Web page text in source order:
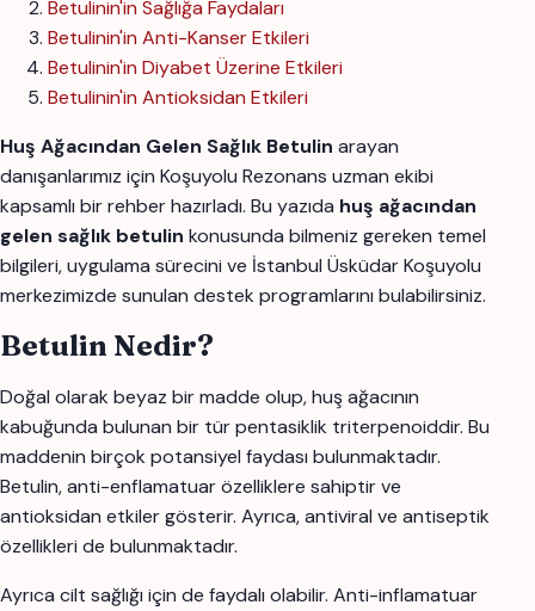
Betulinin'in Sağlığa Faydaları
Betulinin'in Anti-Kanser Etkileri
Betulinin'in Diyabet Üzerine Etkileri
Betulinin'in Antioksidan Etkileri
Huş Ağacından Gelen Sağlık Betulin arayan
danışanlarımız için Koşuyolu Rezonans uzman ekibi
kapsamlı bir rehber hazırladı. Bu yazıda huş ağacından
gelen sağlık betulin konusunda bilmeniz gereken temel
bilgileri, uygulama sürecini ve İstanbul Üsküdar Koşuyolu
merkezimizde sunulan destek programlarını bulabilirsiniz.
Betulin Nedir?
Doğal olarak beyaz bir madde olup, huş ağacının
kabuğunda bulunan bir tür pentasiklik triterpenoiddir. Bu
maddenin birçok potansiyel faydası bulunmaktadır.
Betulin, anti-enflamatuar özelliklere sahiptir ve
antioksidan etkiler gösterir. Ayrıca, antiviral ve antiseptik
özellikleri de bulunmaktadır.
Ayrıca cilt sağlığı için de faydalı olabilir. Anti-inflamatuar